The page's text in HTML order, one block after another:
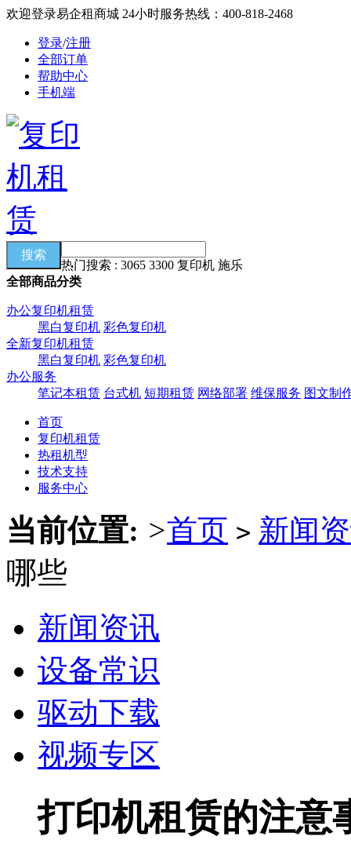
欢迎登录易企租商城 24小时服务热线：400-818-2468
登录/注册
全部订单
帮助中心
手机端
热门搜索 : 3065 3300 复印机 施乐
全部商品分类
办公复印机租赁
黑白复印机 彩色复印机
全新复印机租赁
黑白复印机 彩色复印机
办公服务
笔记本租赁 台式机 短期租赁 网络部署 维保服务 图文制
首页
复印机租赁
热租机型
技术支持
服务中心
当前位置: >首页 > 新闻
哪些
新闻资讯
设备常识
驱动下载
视频专区
打印机租赁的注意